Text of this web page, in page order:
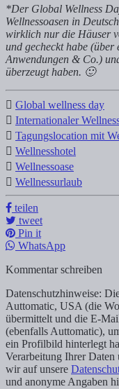
*Der Global Wellness
Wellnessoasen in
wirklich nur die Häuser
und gecheckt habe (über
Anwendungen & Co.)
überzeugt haben. 🙂
Global wellness day
Internationaler
Tagungslocation mit
Wellnesshotel
Wellnessoase
Wellnessurlaub
teilen
tweet
Pin it
WhatsApp
Kommentar schreiben
Datenschutzhinweise:
Auttomatic, USA (die
übermittelt und die E-
(ebenfalls Auttomatic),
ein Profilbild hinterlegt
Verarbeitung Ihrer
wir auf unsere
und anonyme Angaben